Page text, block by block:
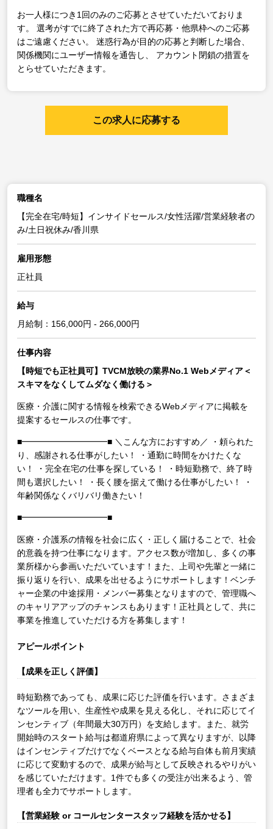
お一人様につき1回のみのご応募とさせていただいておりま
す。
選考がすでに終了された方で再応募・他県枠へのご応募
はご遠慮ください。
迷惑行為が目的の応募と判断した場合、
関係機関にユーザー情報を通告し、
アカウント閉鎖の措置を
とらせていただきます。
この求人に応募する
職種名
【完全在宅/時短】インサイドセールス/女性活躍/営業経験者の
み/土日祝休み/香川県
雇用形態
正社員
給与
月給制：156,000円 - 266,000円
仕事内容
【時短でも正社員可】TVCM放映の業界No.1 Webメディア＜
スキマをなくしてムダなく働ける＞
医療・介護に関する情報を検索できるWebメディアに掲載を
提案するセールスの仕事です。
■━━━━━━━━━━■ ＼こんな方におすすめ／
・頼られた
り、感謝される仕事がしたい！
・通勤に時間をかけたくな
い！
・完全在宅の仕事を探している！
・時短勤務で、終了時
間も選択したい！
・長く腰を据えて働ける仕事がしたい！
・
年齢関係なくバリバリ働きたい！
■━━━━━━━━━━■
医療・介護系の情報を社会に広く・正しく届けることで、社会
的意義を持つ仕事になります。アクセス数が増加し、多くの事
業所様から参画いただいています！また、上司や先輩と一緒に
振り返りを行い、成果を出せるようにサポートします！ベンチ
ャー企業の中途採用・メンバー募集となりますので、管理職へ
のキャリアアップのチャンスもあります！正社員として、共に
事業を推進していただける方を募集します！
アピールポイント
【成果を正しく評価】
時短勤務であっても、成果に応じた評価を行います。さまざま
なツールを用い、生産性や成果を見える化し、それに応じてイ
ンセンティブ（年間最大30万円）を支給します。また、就労
開始時のスタート給与は都道府県によって異なりますが、以降
はインセンティブだけでなくベースとなる給与自体も前月実績
に応じて変動するので、成果が給与として反映されるやりがい
を感じていただけます。1件でも多くの受注が出来るよう、管
理者も全力でサポートします。
【営業経験 or コールセンタースタッフ経験を活かせる】